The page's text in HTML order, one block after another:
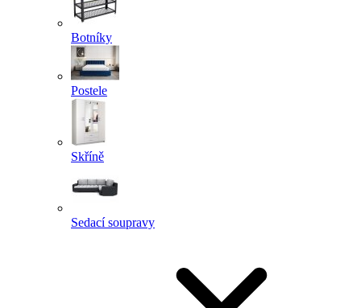
Botníky
Postele
Skříně
Sedací soupravy